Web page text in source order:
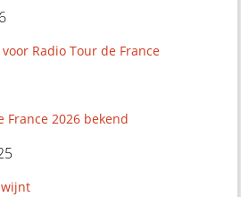
Radio Tour de France
France 2026 bekend